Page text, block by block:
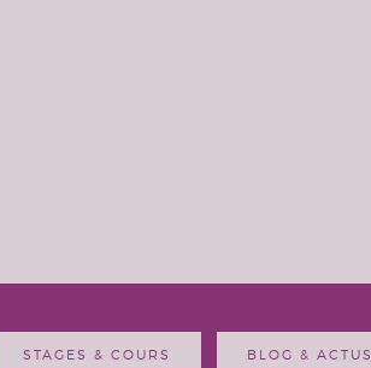
STAGES & COURS BLOG & ACTUS